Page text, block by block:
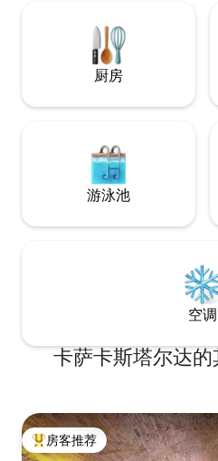
厨房
游泳池
空调
卡萨卡斯塔尔达
热门「房客推荐」
房客推荐